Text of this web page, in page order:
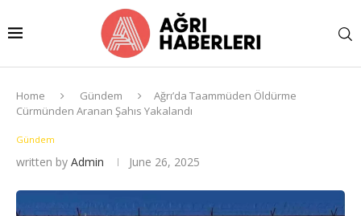
Home Gündem
Ağrı’da Taammüden Öldürme
Cürmünden Aranan Şahıs Yakalandı
Gündem
written by Admin June 26, 2025